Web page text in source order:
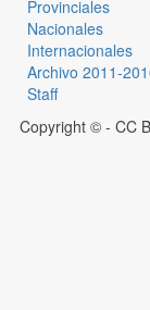
Provinciales
Nacionales
Internacionales
Archivo 2011-
Staff
Copyright © - CC